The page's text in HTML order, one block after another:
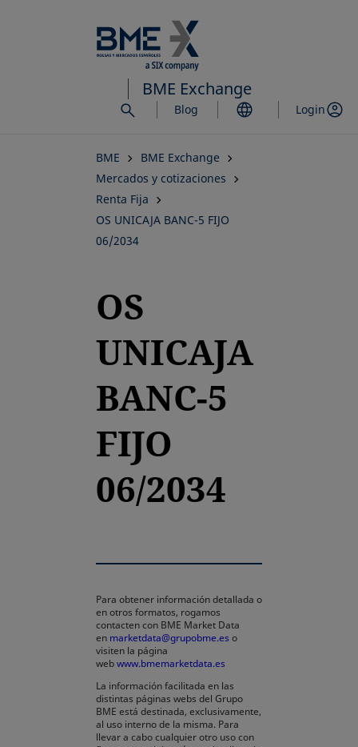
al
contenido
principal
BME Exchange
Blog Login
BME
BME Exchange
Mercados y cotizaciones
Renta Fija
OS UNICAJA BANC-5 FIJO
06/2034
OS
UNICAJA
BANC-5
FIJO
06/2034
Para obtener información detallada o
en otros formatos, rogamos
contacten con BME Market Data
en marketdata@grupobme.es o
visiten la página
webwww.bmemarketdata.es
La información facilitada en las
distintas páginas webs del Grupo
BME está destinada, exclusivamente,
al uso interno de la misma. Para
llevar a cabo cualquier otro uso con